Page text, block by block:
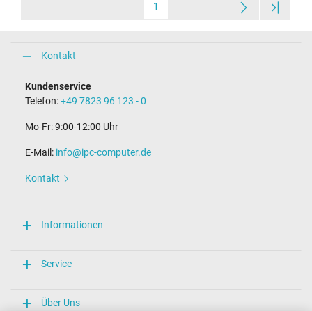
1
Kontakt
Kundenservice
Telefon:+49 7823 96 123 - 0
Mo-Fr: 9:00-12:00 Uhr
E-Mail: info@ipc-computer.de
Kontakt
Informationen
Service
Über Uns